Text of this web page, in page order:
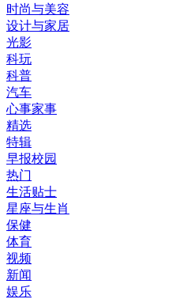
时尚与美容
设计与家居
光影
科玩
科普
汽车
心事家事
精选
特辑
早报校园
热门
生活贴士
星座与生肖
保健
体育
视频
新闻
娱乐